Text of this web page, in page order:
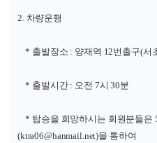
2. 차량운행
* 출발장소 : 양재역 12번출구(서
* 출발시간 : 오전 7시 30분
* 탑승을 희망하시는 회원분들은
(ktra06@hanmail.net)을 통하여